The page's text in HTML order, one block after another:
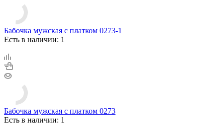
Бабочка мужская с платком 0273-1
Есть в наличии: 1
Бабочка мужская с платком 0273
Есть в наличии: 1